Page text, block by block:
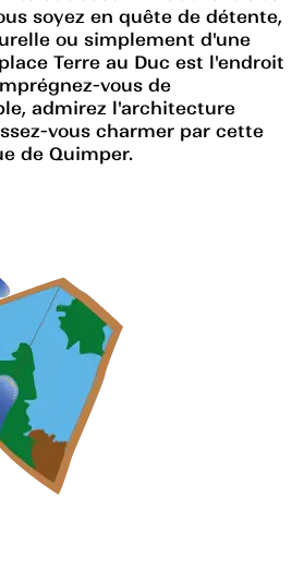
soyez en quête de détente,
ou simplement d'une
Terre au Duc est l'endroit
vous de
admirez l'architecture
vous charmer par cette
de Quimper.